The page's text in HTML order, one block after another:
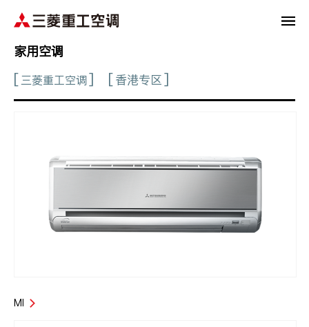
家用空调
三菱重工空调 香港专区
MI